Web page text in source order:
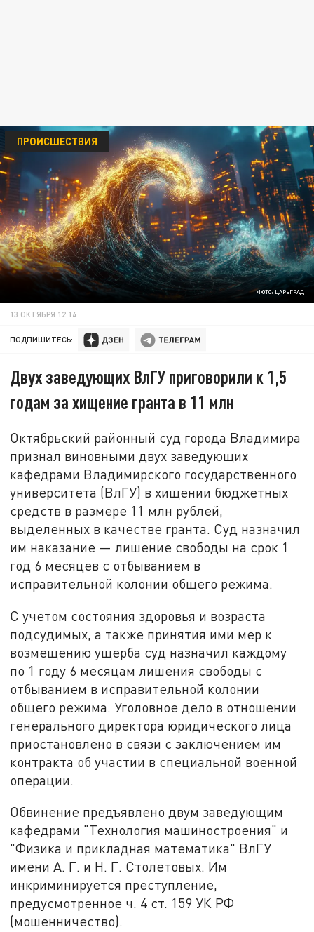
ФОТО: ЦАРЬГРАД
ПРОИСШЕСТВИЯ
13 ОКТЯБРЯ 12:14
ПОДПИШИТЕСЬ:
Двух заведующих ВлГУ приговорили к 1,5
годам за хищение гранта в 11 млн
Октябрьский районный суд города Владимира
признал виновными двух заведующих
кафедрами Владимирского государственного
университета (ВлГУ) в хищении бюджетных
средств в размере 11 млн рублей,
выделенных в качестве гранта. Суд назначил
им наказание — лишение свободы на срок 1
год 6 месяцев с отбыванием в
исправительной колонии общего режима.
С учетом состояния здоровья и возраста
подсудимых, а также принятия ими мер к
возмещению ущерба суд назначил каждому
по 1 году 6 месяцам лишения свободы с
отбыванием в исправительной колонии
общего режима. Уголовное дело в отношении
генерального директора юридического лица
приостановлено в связи с заключением им
контракта об участии в специальной военной
операции.
Обвинение предъявлено двум заведующим
кафедрами "Технология машиностроения" и
"Физика и прикладная математика" ВлГУ
имени А. Г. и Н. Г. Столетовых. Им
инкриминируется преступление,
предусмотренное ч. 4 ст. 159 УК РФ
(мошенничество).